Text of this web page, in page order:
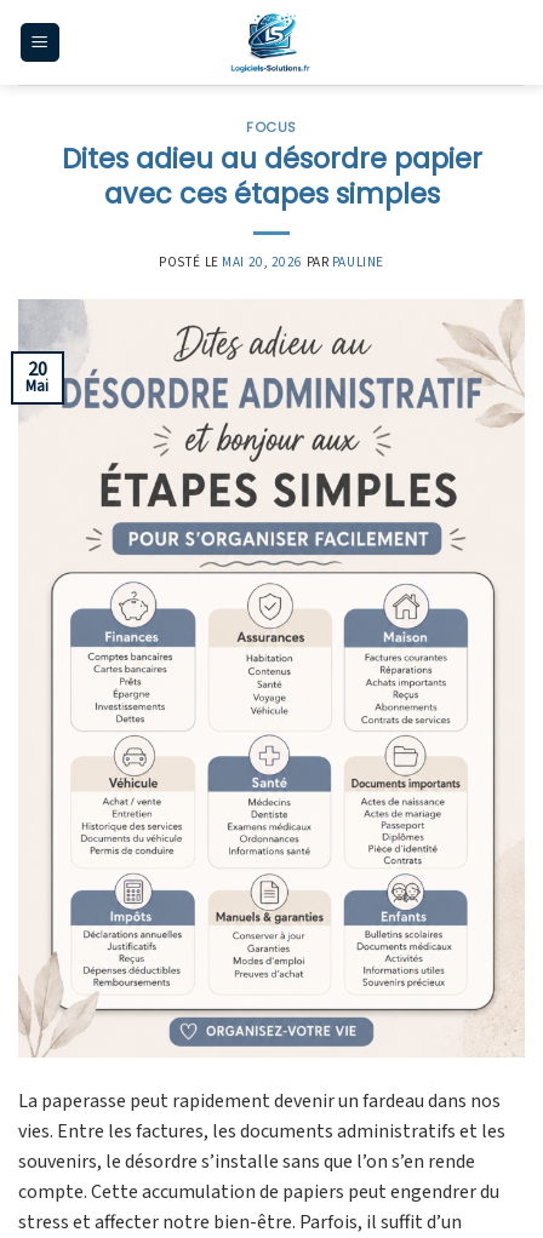
FOCUS
Dites adieu au désordre papier
avec ces étapes simples
POSTÉ LE MAI 20, 2026 PAR PAULINE
20
Mai
La paperasse peut rapidement devenir un fardeau dans nos
vies. Entre les factures, les documents administratifs et les
souvenirs, le désordre s’installe sans que l’on s’en rende
compte. Cette accumulation de papiers peut engendrer du
stress et affecter notre bien-être. Parfois, il suffit d’un